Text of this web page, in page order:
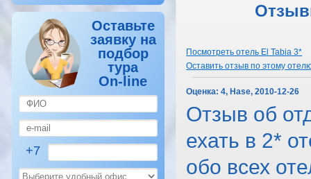
Оставьте
заявку на
подбор
тура
On-line
+7
Посмотреть отель El Tabia 3*
Оставить отзыв по этому
Оценка:4, Hase, 2010-12-26
Отзыв об
ехать в 2*
обо всех